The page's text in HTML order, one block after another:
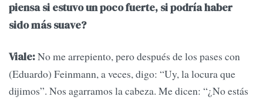
piensa si estuvo un poco fuerte, si podría haber
sido más suave?
Viale:No me arrepiento, pero después de los pases con
(Eduardo) Feinmann, a veces, digo: “Uy, la locura que
dijimos”. Nos agarramos la cabeza. Me dicen: “¿No estás